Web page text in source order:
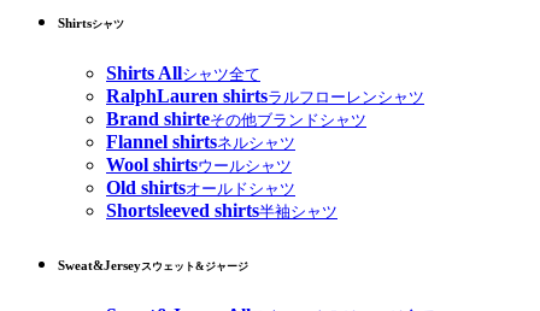
Shirtsシャツ
Shirts Allシャツ全て
RalphLauren shirtsラルフローレンシャツ
Brand shirteその他ブランドシャツ
Flannel shirtsネルシャツ
Wool shirtsウールシャツ
Old shirtsオールドシャツ
Shortsleeved shirts半袖シャツ
Sweat&Jerseyスウェット&ジャージ